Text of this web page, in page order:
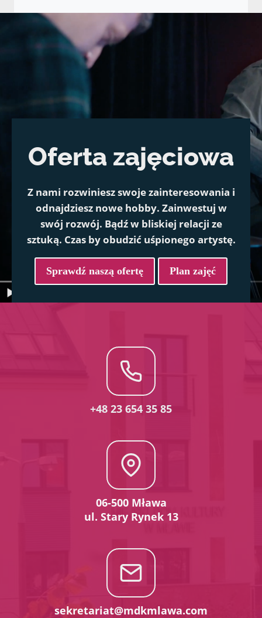
Oferta zajęciowa
Z nami rozwiniesz swoje zainteresowania i
odnajdziesz nowe hobby. Zainwestuj w
swój rozwój. Bądź w bliskiej relacji ze
sztuką. Czas by obudzić uśpionego artystę.
Sprawdź naszą ofertę Plan zajęć
+48 23 654 35 85
06-500 Mława
ul. Stary Rynek 13
sekretariat@mdkmlawa.com